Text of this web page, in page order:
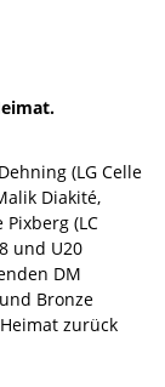
(LG Celle
Diakité,
(LC
und U20
DM
Bronze
zurück